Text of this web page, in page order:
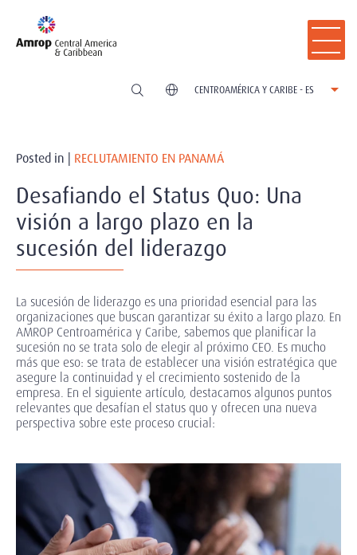
CENTROAMÉRICA Y CARIBE - ES
Posted in | RECLUTAMIENTO EN PANAMÁ
Desafiando el Status Quo: Una
visión a largo plazo en la
sucesión del liderazgo
La sucesión de liderazgo es una prioridad esencial para las
organizaciones que buscan garantizar su éxito a largo plazo. En
AMROP Centroamérica y Caribe, sabemos que planificar la
sucesión no se trata solo de elegir al próximo CEO. Es mucho
más que eso: se trata de establecer una visión estratégica que
asegure la continuidad y el crecimiento sostenido de la
empresa. En el siguiente artículo, destacamos algunos puntos
relevantes que desafían el status quo y ofrecen una nueva
perspectiva sobre este proceso crucial: